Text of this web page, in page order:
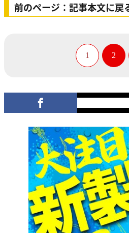
前のページ：記事本文に戻
1 2